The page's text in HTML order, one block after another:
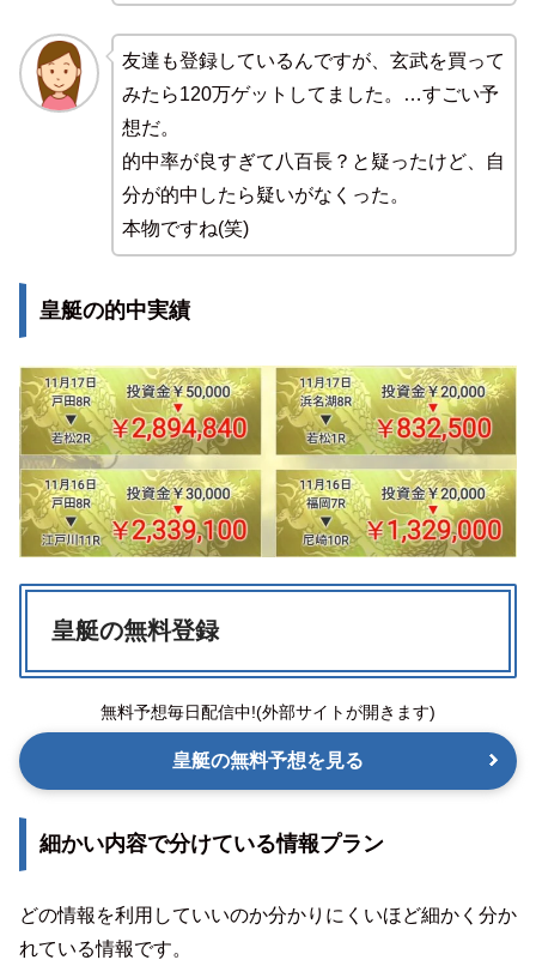
友達も登録しているんですが、玄武を買って
みたら120万ゲットしてました。…すごい予
想だ。
的中率が良すぎて八百長？と疑ったけど、自
分が的中したら疑いがなくった。
本物ですね(笑)
皇艇の的中実績
皇艇の無料登録
無料予想毎日配信中!(外部サイトが開きます)
皇艇の無料予想を見る
細かい内容で分けている情報プラン
どの情報を利用していいのか分かりにくいほど細かく分か
れている情報です。